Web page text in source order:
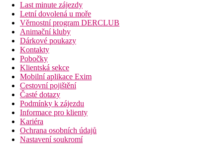
Last minute zájezdy
Letní dovolená u moře
Věrnostní program DERCLUB
Animační kluby
Dárkové poukazy
Kontakty
Pobočky
Klientská sekce
Mobilní aplikace Exim
Cestovní pojištění
Časté dotazy
Podmínky k zájezdu
Informace pro klienty
Kariéra
Ochrana osobních údajů
Nastavení soukromí